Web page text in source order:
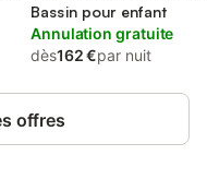
Bassin pour enfant
Annulation gratuite
dès162 €par nuit
offres